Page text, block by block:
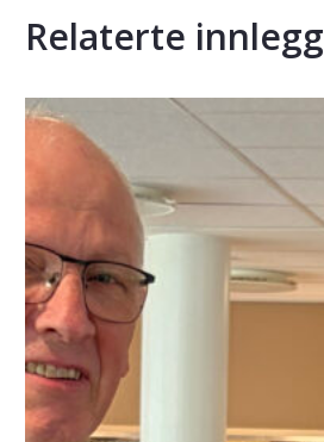
Relaterte innlegg